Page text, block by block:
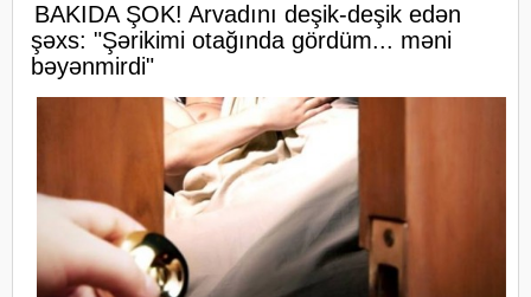
BAKIDA ŞOK! Arvadını deşik-deşik edən
şəxs: "Şərikimi otağında gördüm... məni
bəyənmirdi"